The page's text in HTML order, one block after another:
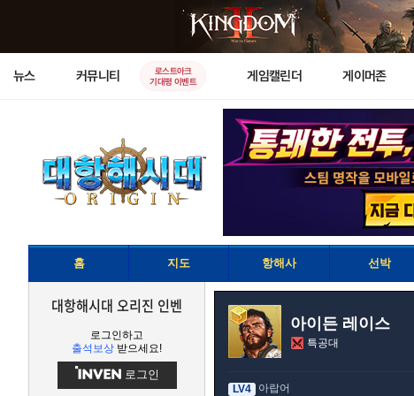
뉴스 커뮤니티
로스트아크
기대평 이벤트
게임캘린더 게이머존
홈 지도 항해사 선박
대항해시대 오리진 인벤
로그인하고
출석보상 받으세요!
로그인
아이든 레이스
특공대
LV4
아랍어